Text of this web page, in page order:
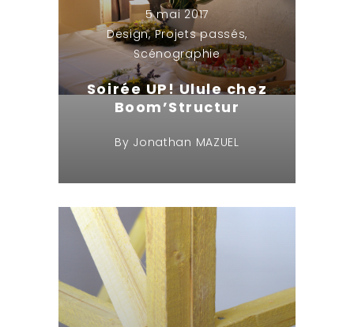
5 mai 2017
Design,Projets passés,
Scénographie
Soirée UP! Ulule chez
Boom’Structur
By Jonathan MAZUEL